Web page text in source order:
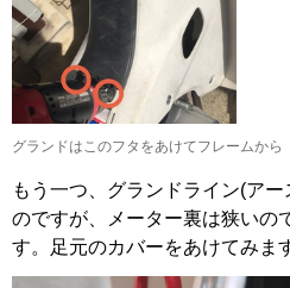
グランドはこのフタをあけてフレームから
もう一つ、グランドライン(ア
のですが、メーター裏は狭いの
す。足元のカバーをあけてみま